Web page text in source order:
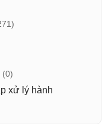
(0)
xử lý hành